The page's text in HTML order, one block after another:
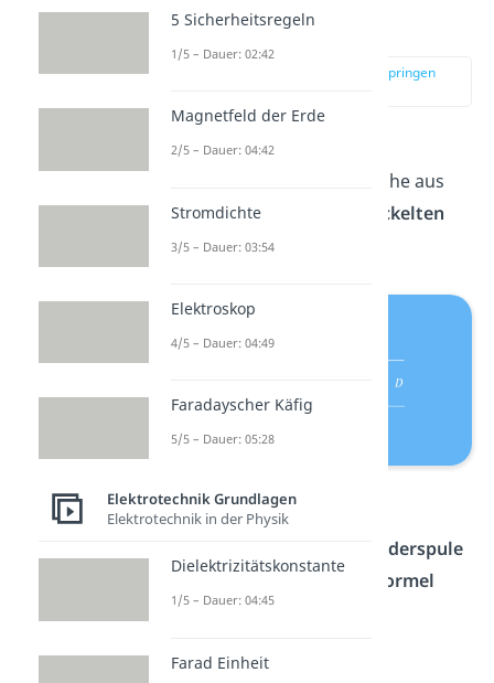
Zylinderspule
zur Stelle im Video springen
DieZylinderspule
röhrenförmige Spule, welche aus
einemspiralförmig umwickelten
Kernbesteht.
Zylinderspule
Formel
berechnen:
5 Sicherheitsregeln
1/5 – Dauer: 02:42
Magnetfeld der Erde
2/5 – Dauer: 04:42
Stromdichte
3/5 – Dauer: 03:54
Elektroskop
4/5 – Dauer: 04:49
Faradayscher Käfig
5/5 – Dauer: 05:28
Elektrotechnik Grundlagen
Elektrotechnik in der Physik
Dielektrizitätskonstante
1/5 – Dauer: 04:45
Farad Einheit